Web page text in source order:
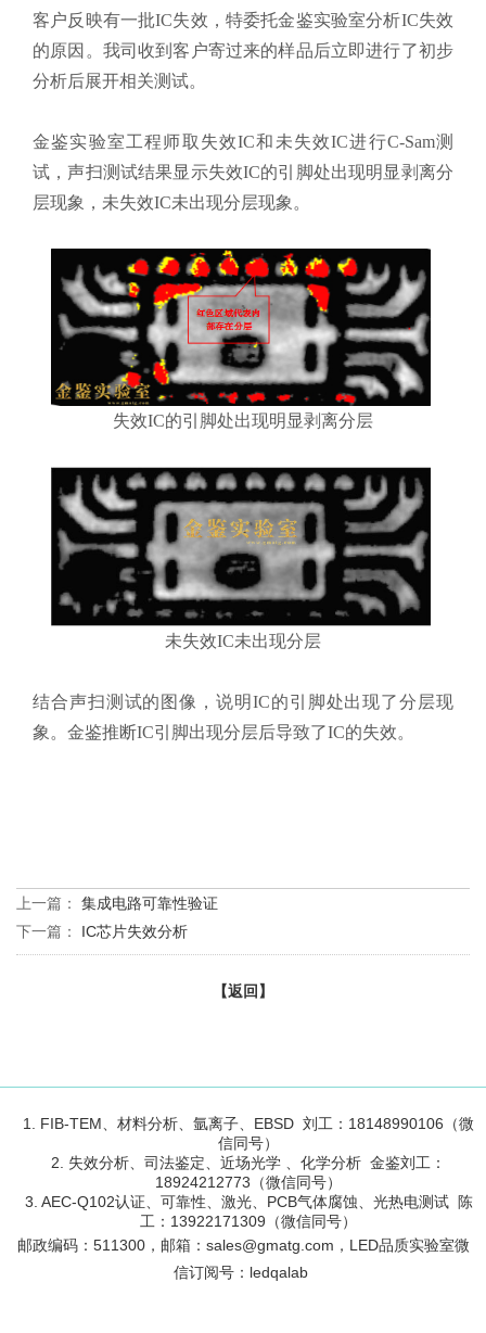
客户反映有一批IC失效，特委托金鉴实验室分析IC失效
的原因。我司收到客户寄过来的样品后立即进行了初步
分析后展开相关测试。
金鉴实验室工程师取失效IC和未失效IC进行C-Sam测
试，声扫测试结果显示失效IC的引脚处出现明显剥离分
层现象，未失效IC未出现分层现象。
失效IC的引脚处出现明显剥离分层
未失效IC未出现分层
结合声扫测试的图像，说明IC的引脚处出现了分层现
象。金鉴推断IC引脚出现分层后导致了IC的失效。
上一篇： 集成电路可靠性验证
下一篇： IC芯片失效分析
【返回】
1. FIB-TEM、材料分析、氩离子、EBSD 刘工：18148990106（微
信同号）
2. 失效分析、司法鉴定、近场光学 、化学分析 金鉴刘工：
18924212773（微信同号）
3. AEC-Q102认证、可靠性、激光、PCB气体腐蚀、光热电测试 陈
工：13922171309（微信同号）
邮政编码： 511300，邮箱：sales@gmatg.com，LED品质实验室微
信订阅号：ledqalab